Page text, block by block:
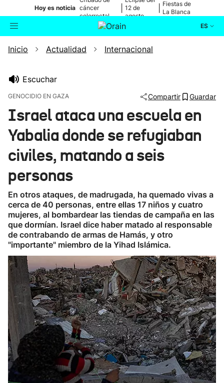
Hoy es noticia cáncer
colorrectal
12 de
agosto
Fiestas de
La Blanca
ES
Buscador Actualidad
Ikusmiran
Eguraldia
Inicio Actualidad Internacional
Escuchar
GENOCIDIO EN GAZA Compartir Guardar
Israel ataca una escuela en
Yabalia donde se refugiaban
civiles, matando a seis
personas
En otros ataques, de madrugada, ha quemado vivas a
cerca de 40 personas, entre ellas 17 niños y cuatro
mujeres, al bombardear las tiendas de campaña en las
que dormían. Israel dice haber matado al responsable
de contrabando de armas de Hamás, y otro
"importante" miembro de la Yihad Islámica.